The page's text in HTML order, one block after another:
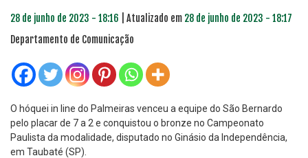
28 de junho de 2023 - 18:16 | Atualizado em 28 de junho de 2023 - 18:17
Departamento de Comunicação
O hóquei in line do Palmeiras venceu a equipe do São Bernardo
pelo placar de 7 a 2 e conquistou o bronze no Campeonato
Paulista da modalidade, disputado no Ginásio da Independência,
em Taubaté (SP).